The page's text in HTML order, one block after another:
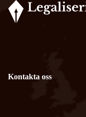
Kontakta oss